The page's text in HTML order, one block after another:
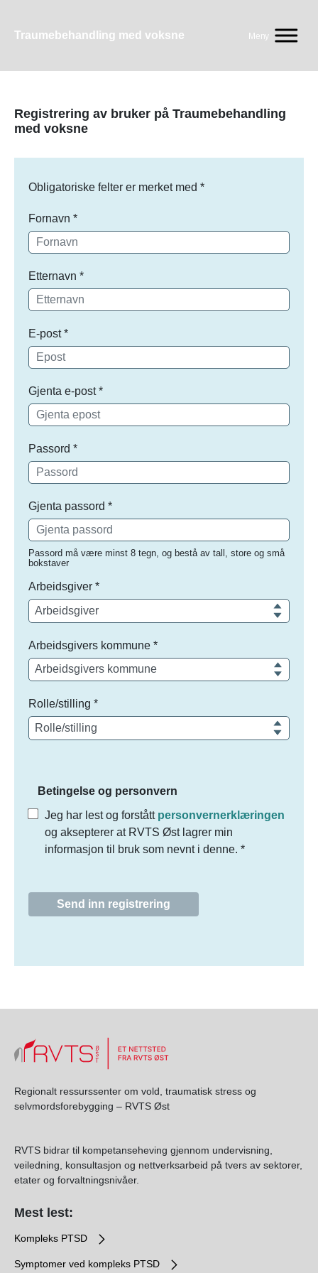
Traumebehandling med voksne Meny
Registrering av bruker på Traumebehandling
med voksne
Obligatoriske felter er merket med *
Fornavn *
Etternavn *
E-post*
Gjenta e-post*
Passord *
Gjenta passord *
Passord må være minst 8 tegn, og bestå av tall, store og små
bokstaver
Arbeidsgiver *
Arbeidsgivers kommune *
Rolle/stilling *
Betingelse og personvern
Jeg har lest og forstått personvernerklæringen
og aksepterer at RVTS Øst lagrer min
informasjon til bruk som nevnt i denne. *
Send inn registrering
Regionalt ressurssenter om vold, traumatisk stress og
selvmordsforebygging – RVTS Øst
RVTS bidrar til kompetanseheving gjennom undervisning,
veiledning, konsultasjon og nettverksarbeid på tvers av sektorer,
etater og forvaltningsnivåer.
Mest lest:
Kompleks PTSD
Symptomer ved kompleks PTSD